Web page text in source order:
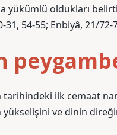
yükümlü oldukları
54-55; Enbiyâ, 21/72-
ilk cemaat
yükselişini ve dinin